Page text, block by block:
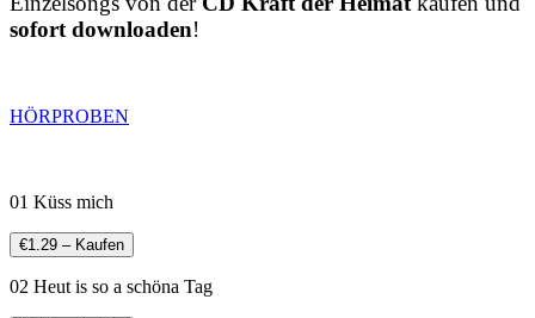
sofort downloaden!
HÖRPROBEN
01 Küss mich
€1.29 – Kaufen
02 Heut is so a schöna Tag